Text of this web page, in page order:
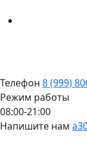
Телефон 8 (999)
Режим работы
08:00-21:00
Напишите нам